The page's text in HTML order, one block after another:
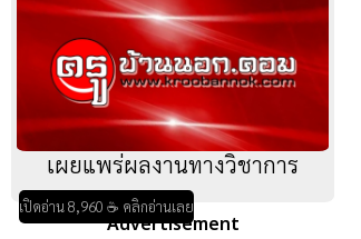
เผยแพร่ผลงานทางวิชาการ
เปิดอ่าน 8,960 ☕ คลิกอ่านเลย
Advertisement